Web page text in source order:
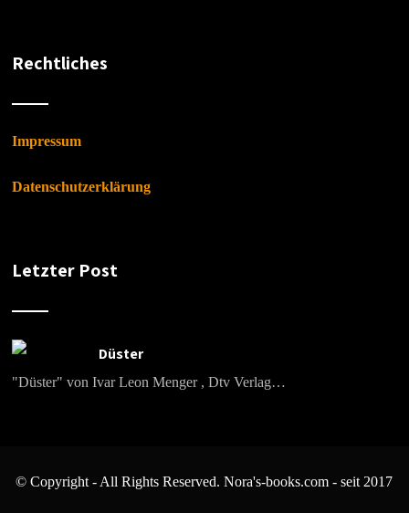
Rechtliches
Impressum
Datenschutzerklärung
Letzter Post
Düster
"Düster" von Ivar Leon Menger , Dtv Verlag…
© Copyright - All Rights Reserved. Nora's-books.com - seit 2017